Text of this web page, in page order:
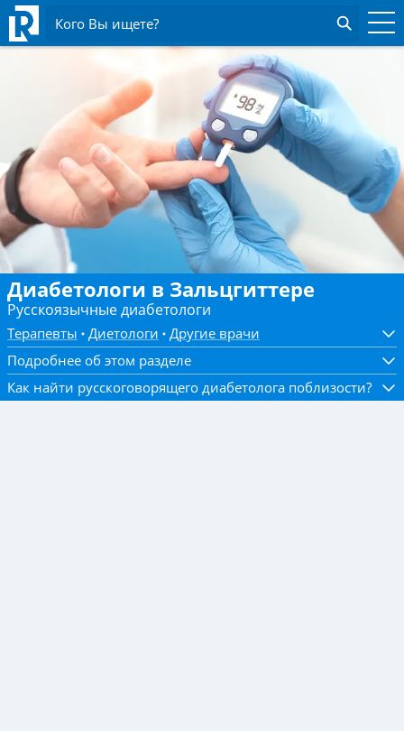
Кого Вы ищете?
Диабетологи в Зальцгиттере
Русскоязычные диабетологи
Терапевты Диетологи
Другие врачи
Подробнее об этом разделе
Как найти русскоговорящего диабетолога поблизости?